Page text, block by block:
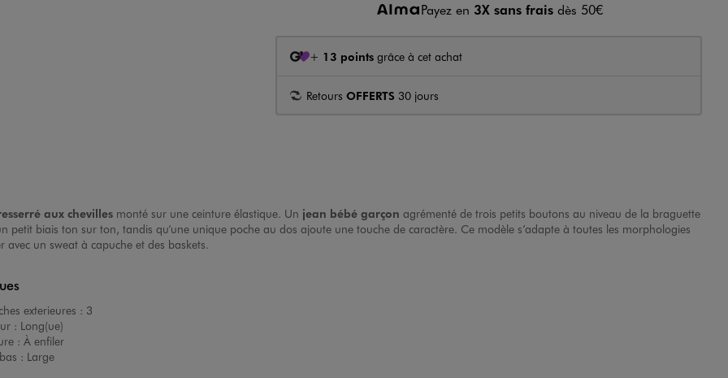
Payez en 3X sans fraisdès 50€
+ 13 pointsgrâce à cet achat
Retours OFFERTS 30 jours
aux chevilles monté sur une ceinture élastique. Un jean bébé garçon agrémenté de trois petits boutons au niveau de la braguette
petit biais ton sur ton, tandis qu’une unique poche au dos ajoute une touche de caractère. Ce modèle s’adapte à toutes les morphologies
avec un sweat à capuche et des baskets.
exterieures : 3
: Long(ue)
: À enfiler
: Large